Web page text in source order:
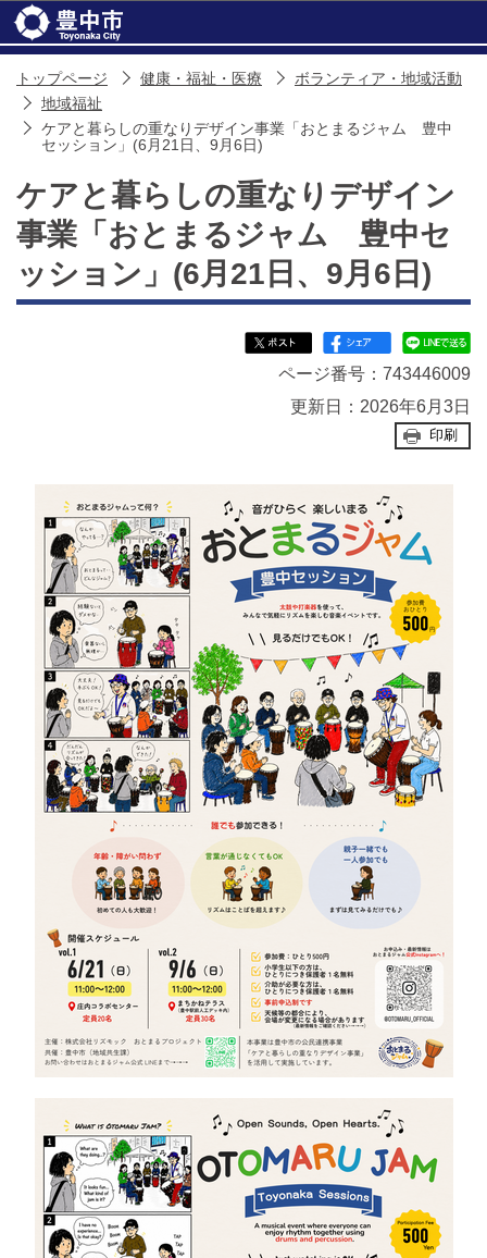
トップページ 健康・福祉・医療
ボランティア・地域活動
地域福祉
ケアと暮らしの重なりデザイン事業「おとまるジャム 豊中
セッション」(6月21日、9月6日)
ケアと暮らしの重なりデザイン
事業「おとまるジャム 豊中セ
ッション」(6月21日、9月6日)
ページ番号：743446009
更新日：2026年6月3日
印刷